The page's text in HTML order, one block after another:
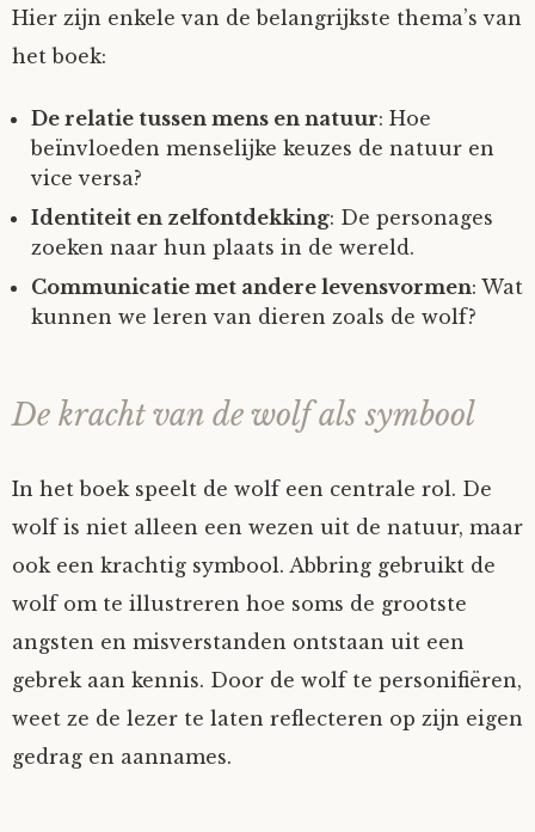
Hier zijn enkele van de belangrijkste thema’s van
het boek:
De relatie tussen mens en natuur: Hoe
beïnvloeden menselijke keuzes de natuur en
vice versa?
Identiteit en zelfontdekking: De personages
zoeken naar hun plaats in de wereld.
Communicatie met andere levensvormen: Wat
kunnen we leren van dieren zoals de wolf?
De kracht van de wolf als symbool
In het boek speelt de wolf een centrale rol. De
wolf is niet alleen een wezen uit de natuur, maar
ook een krachtig symbool. Abbring gebruikt de
wolf om te illustreren hoe soms de grootste
angsten en misverstanden ontstaan uit een
gebrek aan kennis. Door de wolf te personifiëren,
weet ze de lezer te laten reflecteren op zijn eigen
gedrag en aannames.